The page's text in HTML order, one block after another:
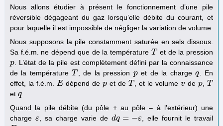
Nous allons étudier à présent le fonctionnement d’une pile
réversible dégageant du gaz lorsqu’elle débite du courant, et
pour laquelle il est impossible de négliger la variation de volume.
Nous supposons la pile constamment saturée en sels dissous.
Sa f.é.m. ne dépend que de la température T
T et de la pression
p
p . L’état de la pile est complètement défini par la connaissance
de la températureT
T , de la pression p
pet de la chargeq
q . En
effet, la f.é.m. E
E dépend dep
p et deT
T , et le volumev
v de p
p, T
T
et q
q
Quand la pile débite (du pôle + au pôle – à l’extérieur) une
charge ε
ε , sa charge varie de dq = −ε
dq=−ε
, elle fournit le travail